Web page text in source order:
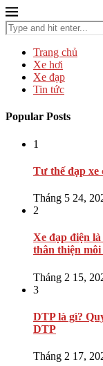
Trang chủ
Xe hơi
Xe đạp
Tin tức
Popular Posts
1
Tư thế đạp xe
Tháng 5 24,
2
Xe đạp điện
thân thiện
Tháng 2 15,
3
DTP là gì?
DTP
Tháng 2 17,